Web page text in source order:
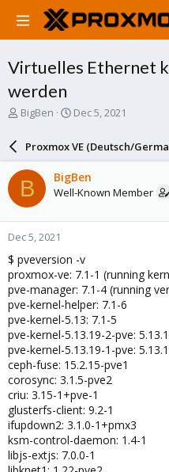
Virtuelles Ethernet
werden
T
a
d
s
t
a
r
t
e
r
BigBen
S
a
r
d
a
e
Dec 5, 2021
Proxmox VE (Deutsch/
B BigBen
Well-Known Member
Dec 5, 2021
$ pveversion -v
proxmox-ve: 7.1-1 (running
pve-manager: 7.1-4 (running
pve-kernel-helper: 7.1-6
pve-kernel-5.13: 7.1-5
pve-kernel-5.13.19-2-pve:
pve-kernel-5.13.19-1-pve:
ceph-fuse: 15.2.15-pve1
corosync: 3.1.5-pve2
criu: 3.15-1+pve-1
glusterfs-client: 9.2-1
ifupdown2: 3.1.0-1+pmx3
ksm-control-daemon: 1.4-1
libjs-extjs: 7.0.0-1